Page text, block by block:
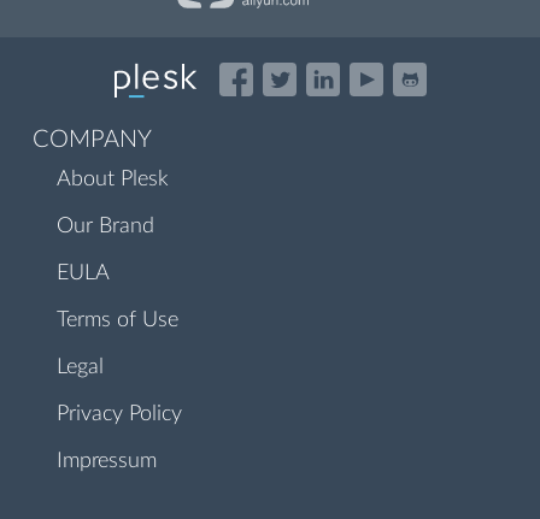
COMPANY
About Plesk
Our Brand
EULA
Terms of Use
Legal
Privacy Policy
Impressum